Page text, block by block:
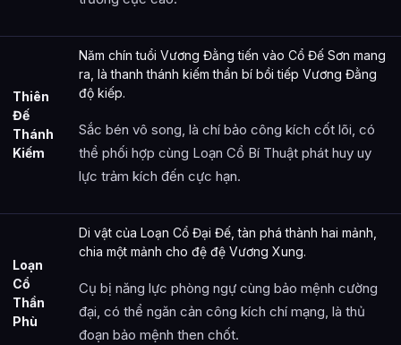
Thiên
Đế
Thánh
Kiếm
Năm chín tuổi Vương Đằng tiến vào Cổ Đế Sơn mang
ra, là thanh thánh kiếm thần bí bồi tiếp Vương Đằng
độ kiếp.
Sắc bén vô song, là chí bảo công kích cốt lõi, có
thể phối hợp cùng Loạn Cổ Bí Thuật phát huy uy
lực trảm kích đến cực hạn.
Loạn
Cổ
Thần
Phù
Di vật của Loạn Cổ Đại Đế, tàn phá thành hai mảnh,
chia một mảnh cho đệ đệ Vương Xung.
Cụ bị năng lực phòng ngự cùng bảo mệnh cường
đại, có thể ngăn cản công kích chí mạng, là thủ
đoạn bảo mệnh then chốt.